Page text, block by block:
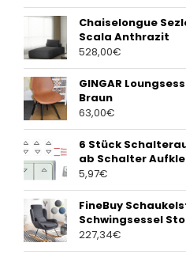
Chaiselongue
Scala Anthrazit
528,00€
GINGAR
Braun
63,00€
6 Stück
ab Schalter
5,97€
FineBuy
Schwingsessel
227,34€